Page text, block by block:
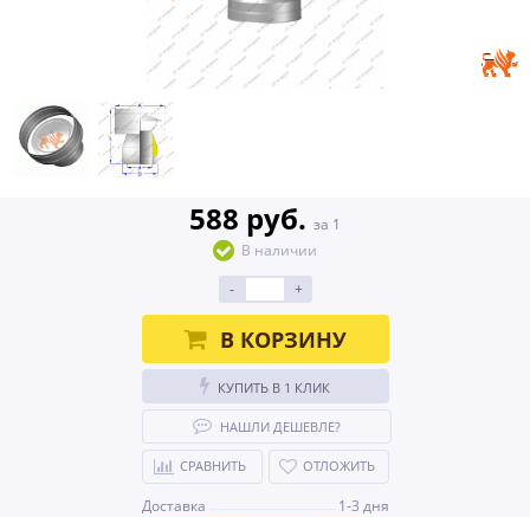
588 руб. за 1
В наличии
-
+
В КОРЗИНУ
КУПИТЬ В 1 КЛИК
НАШЛИ ДЕШЕВЛЕ?
СРАВНИТЬ ОТЛОЖИТЬ
Доставка 1-3 дня